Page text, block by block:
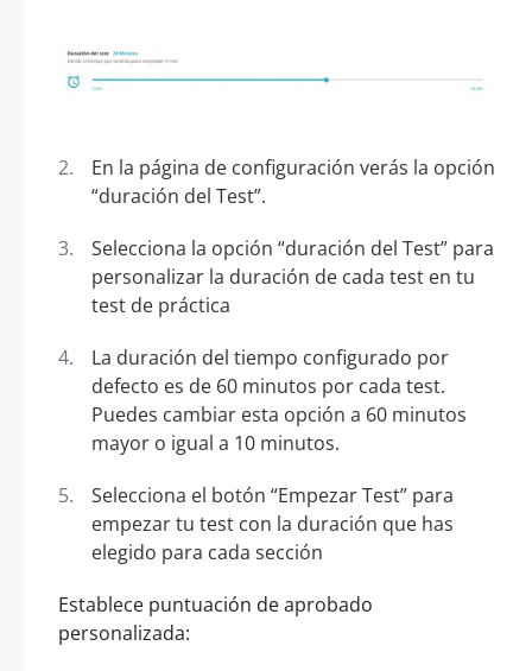
En la página de configuración verás la opción
“duración del Test”.
Selecciona la opción “duración del Test” para
personalizar la duración de cada test en tu
test de práctica
La duración del tiempo configurado por
defecto es de 60 minutos por cada test.
Puedes cambiar esta opción a 60 minutos
mayor o igual a 10 minutos.
Selecciona el botón “Empezar Test” para
empezar tu test con la duración que has
elegido para cada sección
Establece puntuación de aprobado
personalizada: